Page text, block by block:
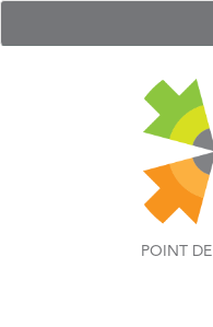
POINT DE